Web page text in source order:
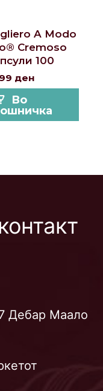
A Modo
Cremoso
100
ден
Во
Дебар Маало